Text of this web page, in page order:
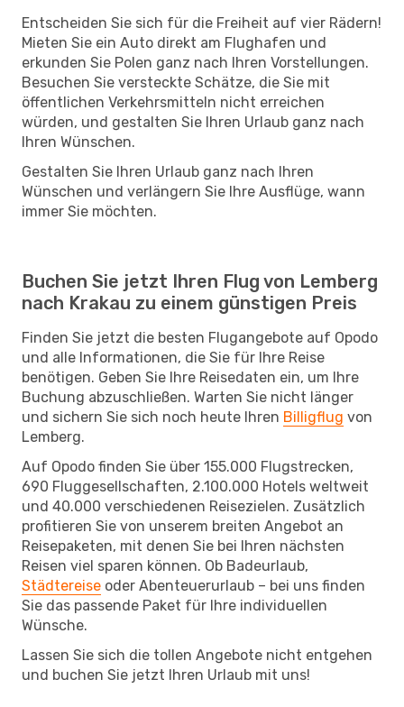
Entscheiden Sie sich für die Freiheit auf vier Rädern!
Mieten Sie ein Auto direkt am Flughafen und
erkunden Sie Polen ganz nach Ihren Vorstellungen.
Besuchen Sie versteckte Schätze, die Sie mit
öffentlichen Verkehrsmitteln nicht erreichen
würden, und gestalten Sie Ihren Urlaub ganz nach
Ihren Wünschen.
Gestalten Sie Ihren Urlaub ganz nach Ihren
Wünschen und verlängern Sie Ihre Ausflüge, wann
immer Sie möchten.
Buchen Sie jetzt Ihren Flug von Lemberg
nach Krakau zu einem günstigen Preis
Finden Sie jetzt die besten Flugangebote auf Opodo
und alle Informationen, die Sie für Ihre Reise
benötigen. Geben Sie Ihre Reisedaten ein, um Ihre
Buchung abzuschließen. Warten Sie nicht länger
und sichern Sie sich noch heute Ihren Billigflug von
Lemberg.
Auf Opodo finden Sie über 155.000 Flugstrecken,
690 Fluggesellschaften, 2.100.000 Hotels weltweit
und 40.000 verschiedenen Reisezielen. Zusätzlich
profitieren Sie von unserem breiten Angebot an
Reisepaketen, mit denen Sie bei Ihren nächsten
Reisen viel sparen können. Ob Badeurlaub,
Städtereise oder Abenteuerurlaub – bei uns finden
Sie das passende Paket für Ihre individuellen
Wünsche.
Lassen Sie sich die tollen Angebote nicht entgehen
und buchen Sie jetzt Ihren Urlaub mit uns!